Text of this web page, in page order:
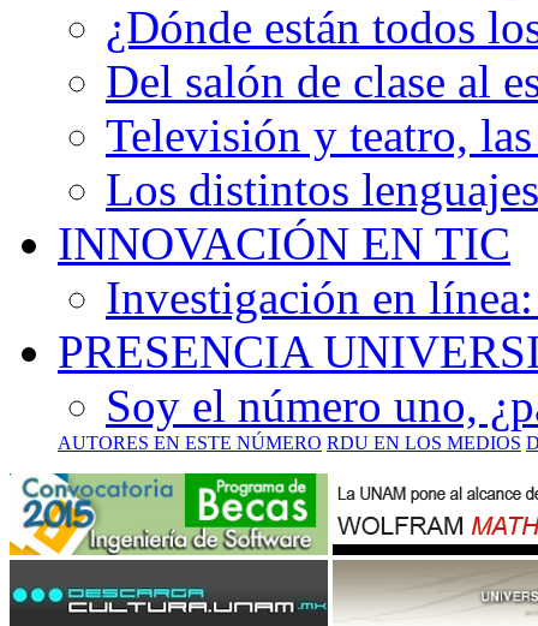
¿Dónde están todos
Del salón de clase al
Televisión y teatro,
Los distintos
INNOVACIÓN EN TIC
Investigación en
PRESENCIA
Soy el número uno,
AUTORES EN ESTE NÚMERO RDU EN LOS MEDIOS